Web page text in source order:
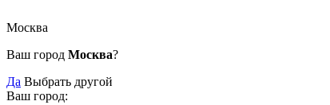
Москва
Ваш город Москва?
Да Выбрать другой
Ваш город: